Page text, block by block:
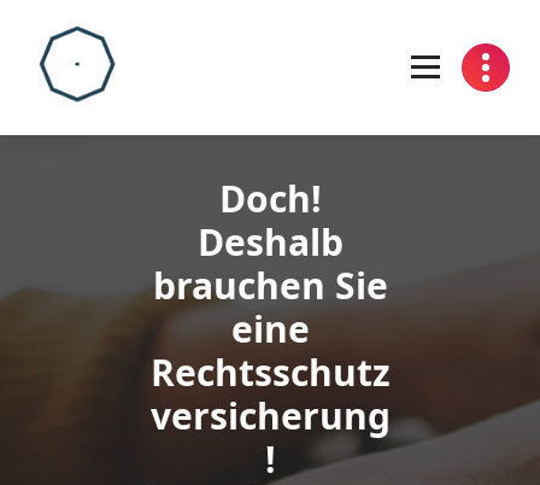
content
Doch!
Deshalb
brauchen Sie
eine
Rechtsschutz
versicherung
!